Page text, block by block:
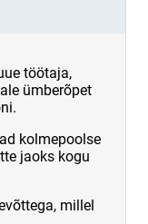
töötaja,
ümberõpet
kolmepoolse
jaoks kogu
millel